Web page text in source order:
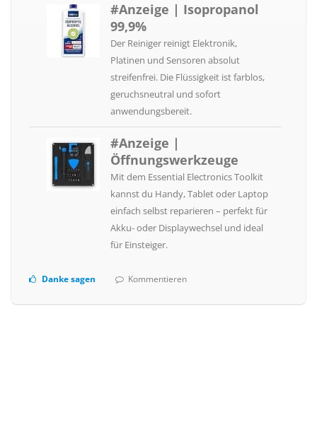
#Anzeige | Isopropanol
99,9%
Der Reiniger reinigt Elektronik,
Platinen und Sensoren absolut
streifenfrei. Die Flüssigkeit ist farblos,
geruchsneutral und sofort
anwendungsbereit.
#Anzeige |
Öffnungswerkzeuge
Mit dem Essential Electronics Toolkit
kannst du Handy, Tablet oder Laptop
einfach selbst reparieren – perfekt für
Akku- oder Displaywechsel und ideal
für Einsteiger.
Danke sagen Kommentieren